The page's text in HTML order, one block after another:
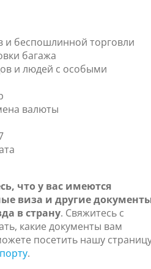
и беспошлинной торговли
багажа
и людей с особыми
валюты
что у вас имеются
виза и другие
в страну. Свяжитесь с
какие документы вам
посетить нашу
.